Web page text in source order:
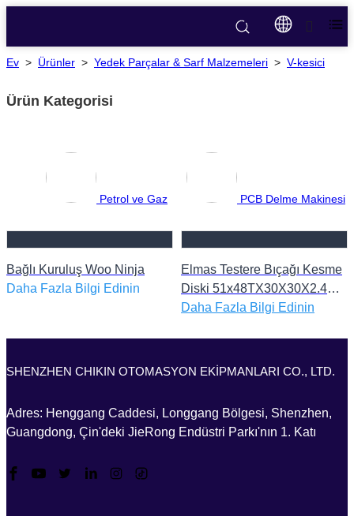
Ev > Ürünler > Yedek Parçalar & Sarf Malzemeleri > V-kesici
Ürün Kategorisi
Petrol ve Gaz PCB Delme Makinesi
Bağlı Kuruluş Woo Ninja
Daha Fazla Bilgi Edinin
Elmas Testere Bıçağı Kesme
Diski 51x48TX30X30X2.4
Katı Karbür V Oluklu Testere
Daha Fazla Bilgi Edinin
SHENZHEN CHIKIN OTOMASYON EKİPMANLARI CO., LTD.
Adres: Henggang Caddesi, Longgang Bölgesi, Shenzhen,
Guangdong, Çin'deki JieRong Endüstri Parkı'nın 1. Katı